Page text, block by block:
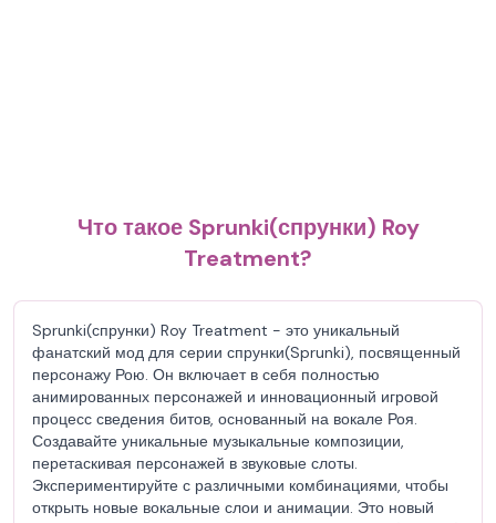
Что такое Sprunki(спрунки) Roy
Treatment?
Sprunki(спрунки) Roy Treatment - это уникальный
фанатский мод для серии спрунки(Sprunki), посвященный
персонажу Рою. Он включает в себя полностью
анимированных персонажей и инновационный игровой
процесс сведения битов, основанный на вокале Роя.
Создавайте уникальные музыкальные композиции,
перетаскивая персонажей в звуковые слоты.
Экспериментируйте с различными комбинациями, чтобы
открыть новые вокальные слои и анимации. Это новый